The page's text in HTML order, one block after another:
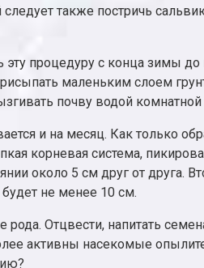
также постричь
процедуру с конца зимы до
маленьким слоем
почву водой
и на месяц. Как только
корневая система,
около 5 см друг от друга.
не менее 10 см.
Отцвести, напитать
активны насекомые